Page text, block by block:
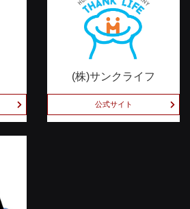
(株)サンクライフ
公式サイト